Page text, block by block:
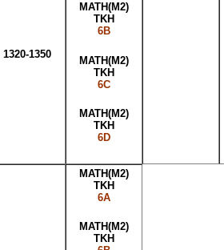
1320-1350
MATH(M2)
TKH
6B
MATH(M2)
TKH
6C
MATH(M2)
TKH
6D
MATH(M2)
TKH
6A
MATH(M2)
TKH